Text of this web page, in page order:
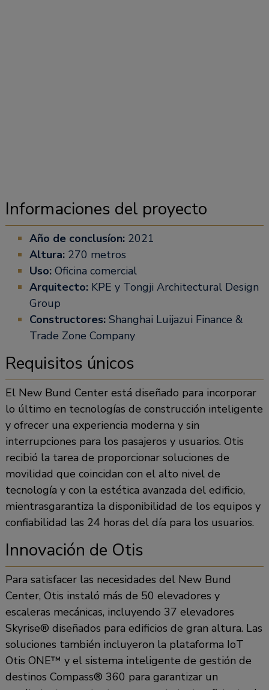
Informaciones del proyecto
Año de conclusíon:2021
Altura:270 metros
Uso:Oficina comercial
Arquitecto: KPE y Tongji Architectural Design
Group
Constructores: Shanghai Luijazui Finance &
Trade Zone Company
Requisitos únicos
El New Bund Center está diseñado para incorporar
lo último en tecnologías de construcción inteligente
y ofrecer una experiencia moderna y sin
interrupciones para los pasajeros y usuarios. Otis
recibió la tarea de proporcionar soluciones de
movilidad que coincidan con el alto nivel de
tecnología y con la estética avanzada del edificio,
mientrasgarantiza la disponibilidad de los equipos y
confiabilidad las 24 horas del día para los usuarios.
Innovación de Otis
Para satisfacer las necesidades del New Bund
Center, Otis instaló más de 50 elevadores y
escaleras mecánicas, incluyendo 37 elevadores
Skyrise® diseñados para edificios de gran altura. Las
soluciones también incluyeron la plataforma IoT
Otis ONE™ y el sistema inteligente de gestión de
destinos Compass® 360 para garantizar un